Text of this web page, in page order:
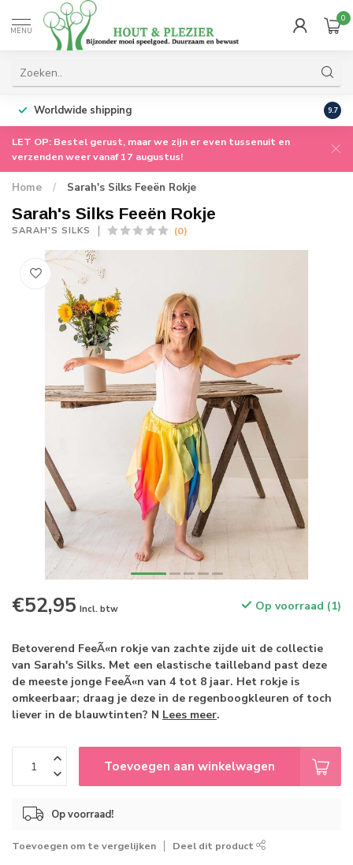
MENU
0
Worldwide shipping 9.7
LET OP: Bestel gerust, maar we zijn er even tussenuit en
verzenden weer vanaf 17 augustus!
Home / Sarah's Silks Feeën Rokje
Sarah's Silks Feeën Rokje
SARAH'S SILKS (0)
€52,95 Incl. btw Op voorraad (1)
Betoverend FeeÃ«n rokje van zachte zijde uit de collectie
van Sarah's Silks. Met een elastische tailleband past deze
de meeste jonge FeeÃ«n van 4 tot 8 jaar. Het rokje is
omkeerbaar; draag je deze in de regenboogkleuren of toch
liever in de blauwtinten? N Lees meer.
Toevoegen aan winkelwagen
Op voorraad!
Toevoegen om te vergelijken Deel dit product